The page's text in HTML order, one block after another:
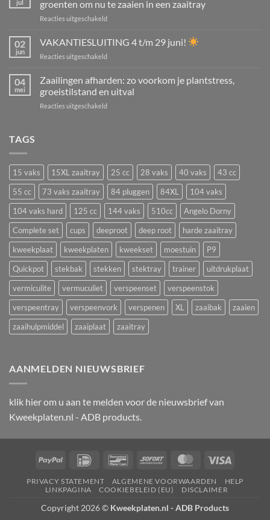
juli
tuinplanten,
struiken
aardbeien
vermeerderen
jul
groenten om nu te zaaien in een zaaitray
Reacties uitgeschakeldvoor
kun
je
in
zaaien?
De
bloemen
zaaien
in
een
zaaitray
02
jun
VAKANTIESLUITING 4 t/m 29 juni!
Reacties uitgeschakeldvoor
t/m
29
04
mei
Zaailingen afharden: zo voorkom je plantstress,
groeistilstand en uitval
Reacties uitgeschakeldvoor
plantstress,
groeistilstand
en
uitval
TAGS
15 vaks 15XL zaaitray 25 cc 28 vaks 40 vaks
43 cc
55 cc
73 vaks zaaitray 84 pluggen 84XL
104 vaks
104 vaks hard
125 cc 144 vaks 510cc
Angelo Dorny
Complete set
cups deeproot deep root
harde zaaitray
kweekplaat
kweekplaten kweekset moestuin
P9
Quickpot
stekbak stekken stektray trainer
uitdrukplaat
vermiculite
vermuculiet verspeenset
verspeenstok
verspeentray
verspeenvork verspenen XL zaaibak
zaaien
zaaihulpmiddel
zaaiplaat zaaitray
AANMELDEN NIEUWSBRIEF
klik hierom u aan te melden voor de nieuwsbrief van
Kweekplaten.nl - ADB products.
PayPal IDeal BancontactSofort MasterCard
PRIVACY STATEMENT ALGEMENE VOORWAARDEN
HELP
LINKPAGINA
COOKIEBELEID (EU) DISCLAIMER
Copyright 2026 © Kweekplaten.nl - ADB Products